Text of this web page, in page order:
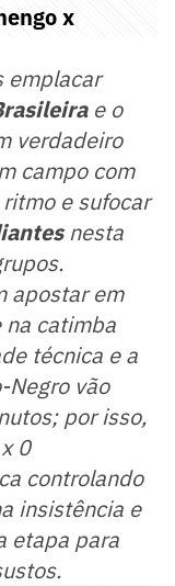
x
emplacar
e o
verdadeiro
campo com
e sufocar
nesta
apostar em
na catimba
técnica e a
Negro vão
por isso,
0
controlando
insistência e
etapa para